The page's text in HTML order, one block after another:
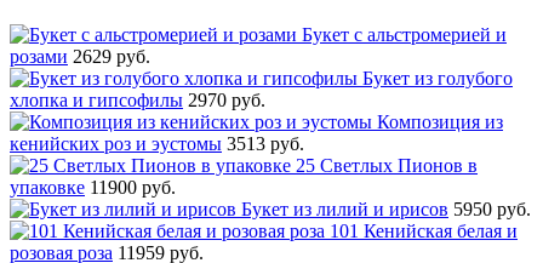
Букет с альстромерией и
розами 2629 руб.
Букет из голубого
хлопка и гипсофилы 2970 руб.
Композиция из
кенийских роз и эустомы 3513 руб.
25 Светлых Пионов в
упаковке 11900 руб.
Букет из лилий и ирисов 5950 руб.
101 Кенийская белая и
розовая роза 11959 руб.